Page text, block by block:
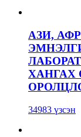
АЗИ,
ХАНГАХ
34983 үзсэн